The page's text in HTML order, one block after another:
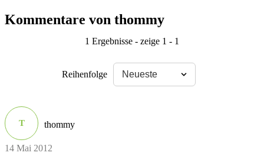
Kommentare von thommy
1 Ergebnisse - zeige 1 - 1
Reihenfolge
14 Mai 2012
T thommy